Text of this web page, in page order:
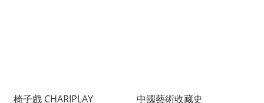
椅子戲 CHARIPLAY 中國藝術收藏史